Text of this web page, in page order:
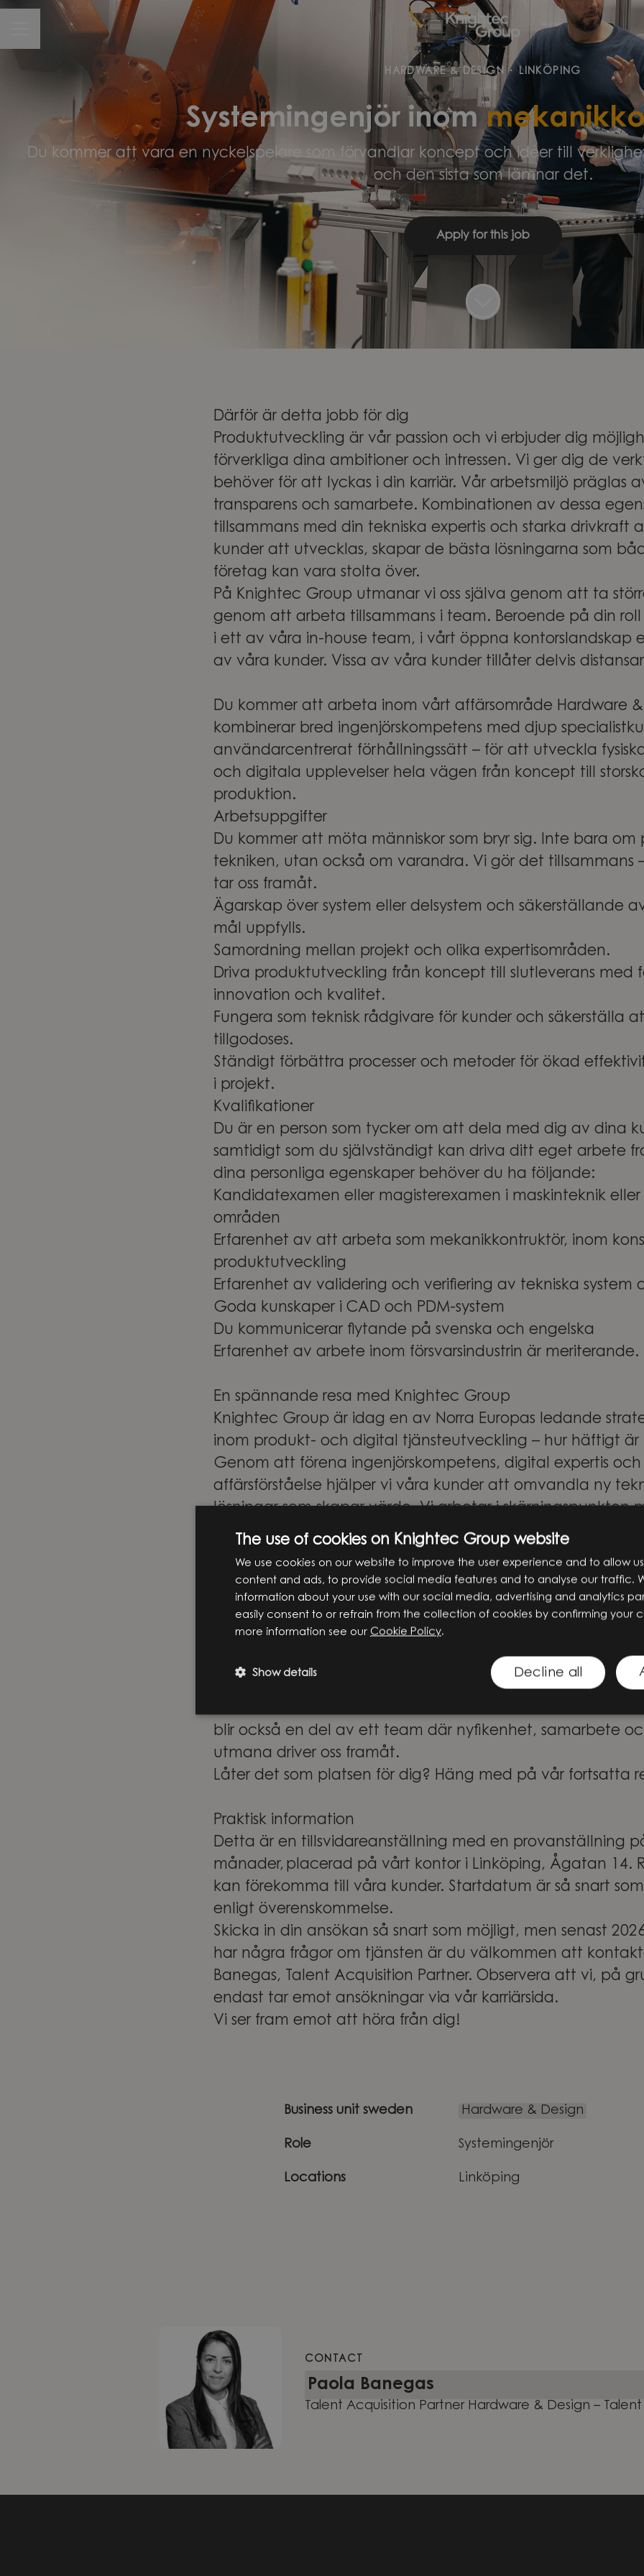
CAREER MENU
HARDWARE & DESIGN · LINKÖPING
Systemingenjör inom
Du kommer att vara en nyckelspelare som förvandlar koncept och idéer till
och den sista som lämnar det.
Apply for this job
Därför är detta jobb för dig
Produktutveckling är vår passion och vi erbjuder dig
förverkliga dina ambitioner och intressen. Vi ger dig de
behöver för att lyckas i din karriär. Vår arbetsmiljö präglas
transparens och samarbete. Kombinationen av dessa
tillsammans med din tekniska expertis och starka drivkraft
kunder att utvecklas, skapar de bästa lösningarna som
företag kan vara stolta över.
På Knightec Group utmanar vi oss själva genom att ta
genom att arbeta tillsammans i team. Beroende på din
i ett av våra in-house team, i vårt öppna kontorslandskap
av våra kunder. Vissa av våra kunder tillåter delvis
Du kommer att arbeta inom vårt affärsområde Hardware &
kombinerar bred ingenjörskompetens med djup
användarcentrerat förhållningssätt – för att utveckla
och digitala upplevelser hela vägen från koncept till
produktion.
Arbetsuppgifter
Du kommer att möta människor som bryr sig. Inte bara om
tekniken, utan också om varandra. Vi gör det tillsammans
tar oss framåt.
Ägarskap över system eller delsystem och säkerställande
mål uppfylls.
Samordning mellan projekt och olika expertisområden.
Driva produktutveckling från koncept till slutleverans med
innovation och kvalitet.
Fungera som teknisk rådgivare för kunder och säkerställa
tillgodoses.
Ständigt förbättra processer och metoder för ökad
i projekt.
Kvalifikationer
Du är en person som tycker om att dela med dig av dina
samtidigt som du självständigt kan driva ditt eget arbete
dina personliga egenskaper behöver du ha följande:
Kandidatexamen eller magisterexamen i maskinteknik
områden
Erfarenhet av att arbeta som mekanikkontruktör, inom
produktutveckling
Erfarenhet av validering och verifiering av tekniska system
Goda kunskaper i CAD och PDM-system
Du kommunicerar flytande på svenska och engelska
Erfarenhet av arbete inom försvarsindustrin är meriterande.
En spännande resa med Knightec Group
Knightec Group är idag en av Norra Europas ledande
inom produkt- och digital tjänsteutveckling – hur häftigt är
Genom att förena ingenjörskompetens, digital expertis och
affärsförståelse hjälper vi våra kunder att omvandla ny
lösningar som skapar värde. Vi arbetar i skärningspunkten
affärsstrategi och teknikutveckling och stöttar våra
utveckling.
På Knightec Group samlas människor med olika perspektiv,
och specialistområden. Tillsammans skapar vi innovation
För våra medarbetare innebär det stora möjligheter att
forma framtidens lösningar genom meningsfulla projekt i
blir också en del av ett team där nyfikenhet, samarbete
utmana driver oss framåt.
Låter det som platsen för dig? Häng med på vår fortsatta
Praktisk information
Detta är en tillsvidareanställning med en provanställning
månader, placerad på vårt kontor i Linköping, Ågatan 14.
kan förekomma till våra kunder. Startdatum är så snart
enligt överenskommelse.
Skicka in din ansökan så snart som möjligt, men senast
har några frågor om tjänsten är du välkommen att
Banegas, Talent Acquisition Partner. Observera att vi, på
endast tar emot ansökningar via vår karriärsida.
Vi ser fram emot att höra från dig!
Business unit sweden Hardware & Design
Role Systemingenjör
Locations Linköping
CONTACT
Paola Banegas
Talent Acquisition Partner Hardware & Design –
The use of cookies on Knightec Group website
We use cookies on our website to improve the user experience and to allow
content and ads, to provide social media features and to analyse our traffic.
information about your use with our social media, advertising and analytics
easily consent to or refrain from the collection of cookies by confirming your
more information see our Cookie Policy.
Decline all
Show details